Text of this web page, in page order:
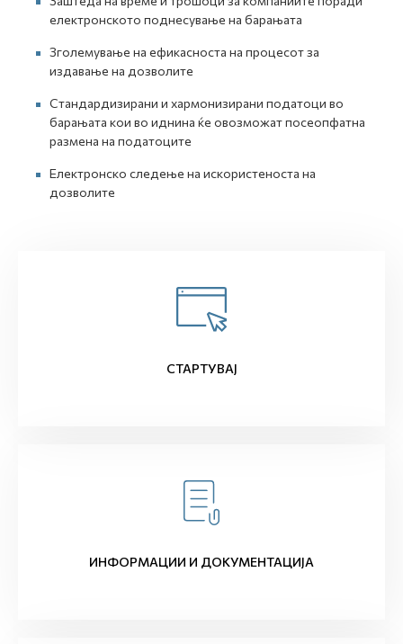
електронското поднесување на барањата
Зголемување на ефикасноста на процесот за
издавање на дозволите
Стандардизирани и хармонизирани податоци во
барањата кои во иднина ќе овозможат посеопфатна
размена на податоците
Електронско следење на искористеноста на
дозволите
СТАРТУВАЈ
ИНФОРМАЦИИ И ДОКУМЕНТАЦИЈА